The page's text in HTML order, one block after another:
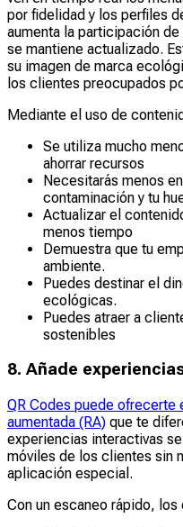
por fidelidad y los perfiles
aumenta la participación
se mantiene actualizado.
su imagen de marca
los clientes preocupados
Mediante el uso de
Se utiliza mucho
ahorrar recursos
Necesitarás menos
contaminación y tu
Actualizar el
menos tiempo
Demuestra que tu
ambiente.
Puedes destinar el
ecológicas.
Puedes atraer a
sostenibles
8. Añade
QR Codes puede ofrecerte
aumentada (RA) que te
experiencias interactivas
móviles de los clientes sin
aplicación especial.
Con un escaneo rápido,